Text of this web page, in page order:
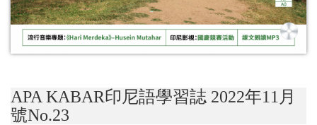
APA KABAR印尼語學習誌 2022年11月
號No.23